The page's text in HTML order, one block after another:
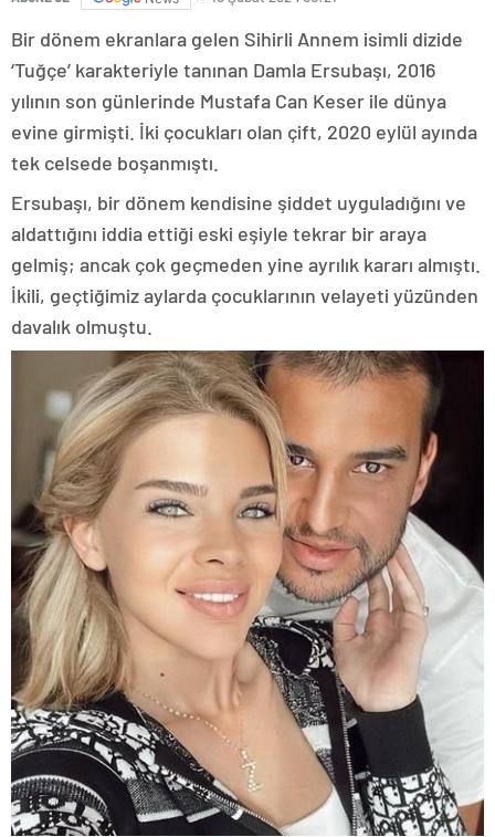
Bir dönem ekranlara gelen Sihirli Annem isimli dizide
‘Tuğçe’ karakteriyle tanınan Damla Ersubaşı, 2016
yılının son günlerinde Mustafa Can Keser ile dünya
evine girmişti. İki çocukları olan çift, 2020 eylül ayında
tek celsede boşanmıştı.
Ersubaşı, bir dönem kendisine şiddet uyguladığını ve
aldattığını iddia ettiği eski eşiyle tekrar bir araya
gelmiş; ancak çok geçmeden yine ayrılık kararı almıştı.
İkili, geçtiğimiz aylarda çocuklarının velayeti yüzünden
davalık olmuştu.